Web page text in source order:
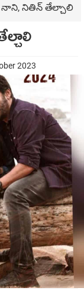
నాని, నితిన్ తేల్చాలి
2023